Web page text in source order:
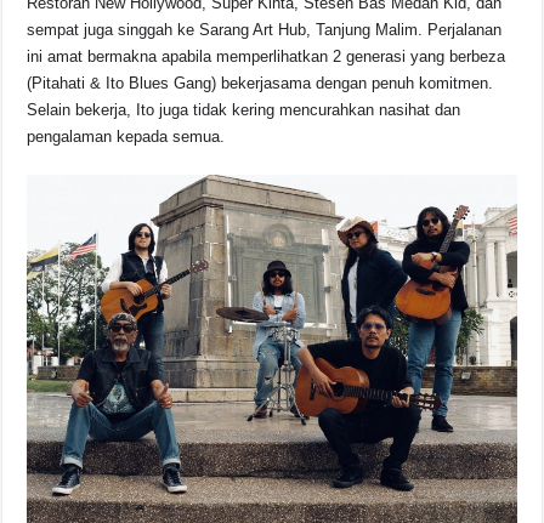
sempat juga singgah ke Sarang Art Hub, Tanjung Malim. Perjalanan
ini amat bermakna apabila memperlihatkan 2 generasi yang berbeza
(Pitahati & Ito Blues Gang) bekerjasama dengan penuh komitmen.
Selain bekerja, Ito juga tidak kering mencurahkan nasihat dan
pengalaman kepada semua.